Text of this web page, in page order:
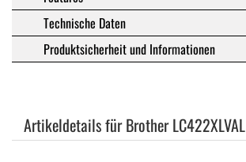
Technische Daten
Produktsicherheit und Informationen
Artikeldetails für Brother LC422XLVAL